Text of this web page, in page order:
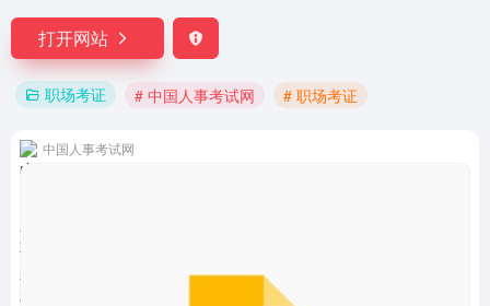
打开网站
职场考证 # 中国人事考试网 # 职场考证
中国人事考试网